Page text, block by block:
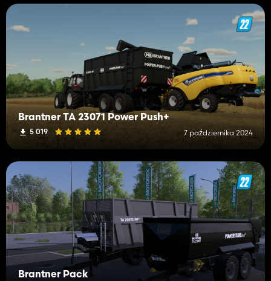
Brantner TA 23071 Power Push+
5 019 7 października 2024
Brantner Pack